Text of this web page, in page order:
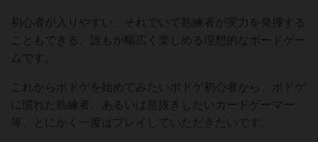
初心者が入りやすい、それでいて熟練者が実力を発揮する
こともできる、誰もが幅広く楽しめる理想的なボードゲー
ムです。
これからボドゲを始めてみたいボドゲ初心者から、ボドゲ
に慣れた熟練者、あるいは息抜きしたいカードゲーマー
等、とにかく一度はプレイしていただきたいです。